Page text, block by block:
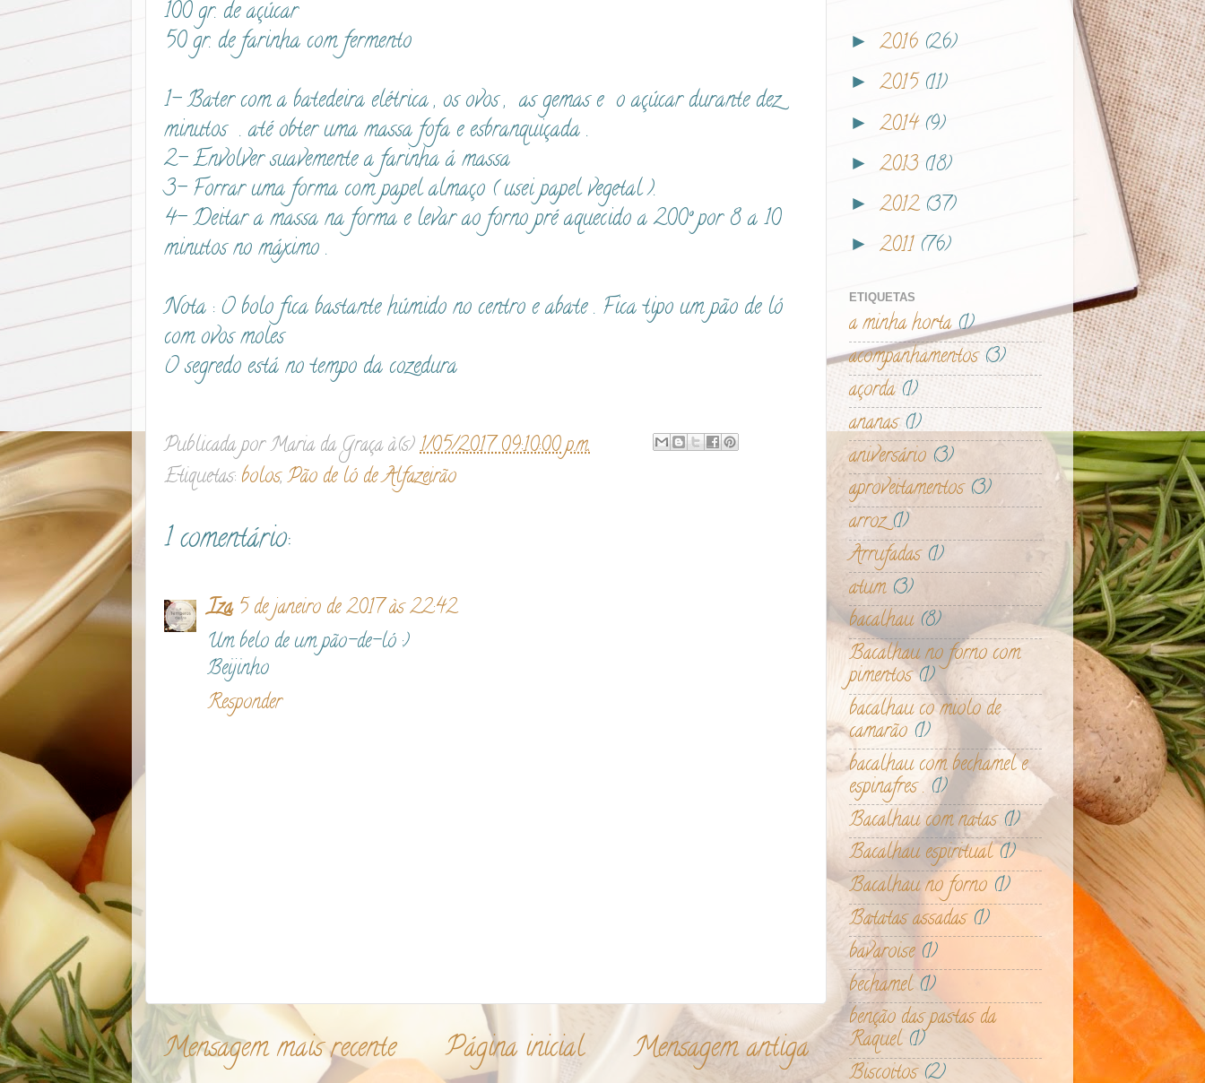
100 gr. de açúcar
50 gr. de farinha com fermento
1- Bater com a batedeira elétrica , os ovos , as gemas e o açúcar durante dez
minutos . até obter uma massa fofa e esbranquiçada .
2- Envolver suavemente a farinha á massa
3- Forrar uma forma com papel almaço ( usei papel vegetal ).
4- Deitar a massa na forma e levar ao forno pré aquecido a 200º por 8 a 10
minutos no máximo .
Nota : O bolo fica bastante húmido no centro e abate . Fica tipo um pão de ló
com ovos moles
O segredo está no tempo da cozedura
Publicada porMaria da Graçaà(s)1/05/2017 09:10:00 p.m.
Etiquetas: bolos,Pão de ló de Alfazeirão
1 comentário:
Iza 5 de janeiro de 2017 às 22:42
Um belo de um pão-de-ló :)
Beijinho
Responder
Mensagem mais recente Mensagem antiga
Página inicial
► 2016 (26)
► 2015 (11)
► 2014 (9)
► 2013 (18)
► 2012 (37)
► 2011 (76)
ETIQUETAS
a minha horta(1)
acompanhamentos (3)
açorda (1)
ananas(1)
aniversário (3)
aproveitamentos (3)
arroz(1)
Arrufadas (1)
atum (3)
bacalhau (8)
Bacalhau no forno com
pimentos(1)
bacalhau co miolo de
camarão (1)
bacalhau com bechamel e
espinafres . (1)
Bacalhau com natas (1)
Bacalhau espiritual(1)
Bacalhau no forno (1)
Batatas assadas (1)
bavaroise (1)
bechamel (1)
benção das pastas da
Raquel (1)
Biscoitos (2)